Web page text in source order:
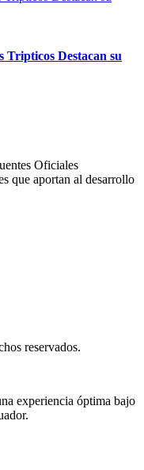
Tripticos Destacan su
Oficiales
que aportan al desarrollo
reservados.
experiencia óptima bajo